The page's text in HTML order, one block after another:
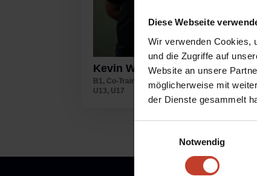
Diese Webseite
Wir verwenden Cookies,
und die Zugriffe auf
Website an unsere
möglicherweise mit
der Dienste gesammelt
Notwendig
Kevin Will
B1, Co-Trainer*in D4 ,Trainer*in,
U13, U17